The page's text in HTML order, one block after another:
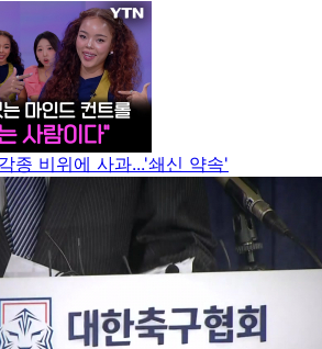
종 비위에 사과...'쇄신 약속'